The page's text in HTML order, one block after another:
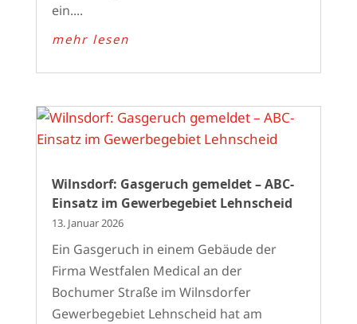
ein....
mehr lesen
Wilnsdorf: Gasgeruch gemeldet – ABC-
Einsatz im Gewerbegebiet Lehnscheid
13. Januar 2026
Ein Gasgeruch in einem Gebäude der
Firma Westfalen Medical an der
Bochumer Straße im Wilnsdorfer
Gewerbegebiet Lehnscheid hat am